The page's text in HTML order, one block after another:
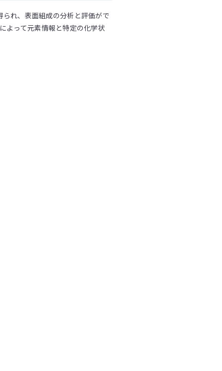
れ、表面組成の分析と評価がで
よって元素情報と特定の化学状